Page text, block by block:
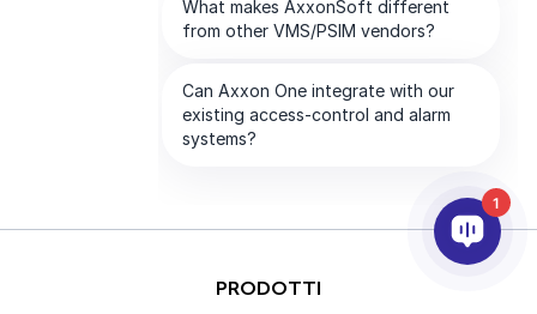
PRODOTTI
1